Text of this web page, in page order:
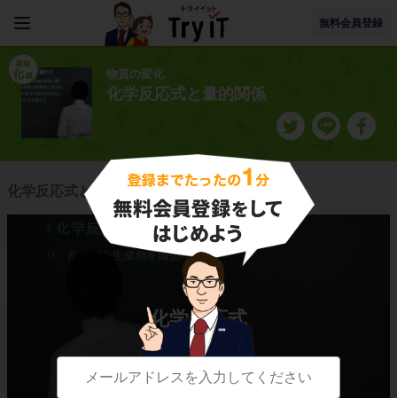
無料会員登録
物質の変化
化学反応式と量的関係
化学反応式と量的関係に関連する授業一覧
化学反応式